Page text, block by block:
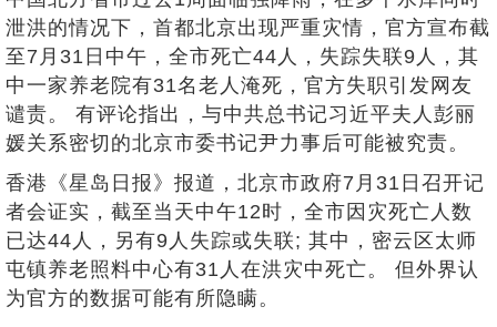
泄洪的情况下，首都北京出现严重灾情，官方宣布截
至7月31日中午，全市死亡44人，失踪失联9人，其
中一家养老院有31名老人淹死，官方失职引发网友
谴责。 有评论指出，与中共总书记习近平夫人彭丽
媛关系密切的北京市委书记尹力事后可能被究责。
香港《星岛日报》报道，北京市政府7月31日召开记
者会证实，截至当天中午12时，全市因灾死亡人数
已达44人，另有9人失踪或失联; 其中，密云区太师
屯镇养老照料中心有31人在洪灾中死亡。 但外界认
为官方的数据可能有所隐瞒。